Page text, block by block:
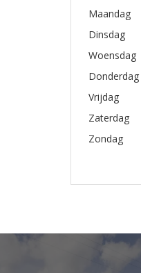
Maandag
Dinsdag
Woensdag
Donderdag
Vrijdag
Zaterdag
Zondag